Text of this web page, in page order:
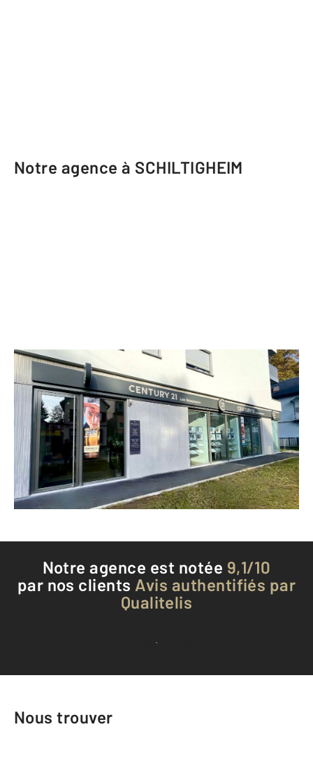
Notre agence à SCHILTIGHEIM
CENTURY 21 Les Brasseurs
73 route de Bischwiller
SCHILTIGHEIM - 67300
Envoyer un message
Téléphoner à l'agence
Notre agence est notée 9,1/10
par nos clients Avis authentifiés par
Qualitelis
Voir tous les avis clients
Nous trouver